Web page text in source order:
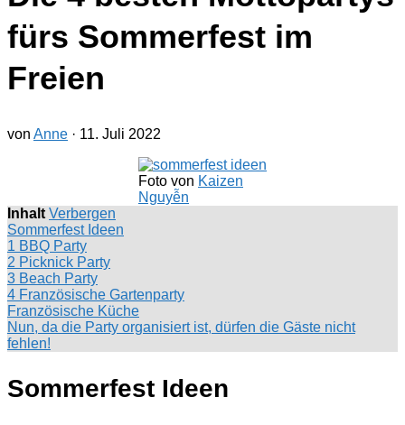
fürs Sommerfest im
Freien
von Anne · 11. Juli 2022
Foto von Kaizen
Nguyễn
Inhalt Verbergen
Sommerfest Ideen
1 BBQ Party
2 Picknick Party
3 Beach Party
4 Französische Gartenparty
Französische Küche
Nun, da die Party organisiert ist, dürfen die Gäste nicht
fehlen!
Sommerfest Ideen